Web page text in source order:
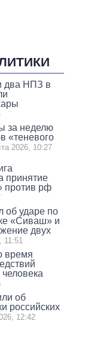
два НПЗ в
за неделю
«теневого
2026, 10:27
принятие
против рф
об ударе по
«Сиваш» и
двух
11:51
время
об
российских
12:42